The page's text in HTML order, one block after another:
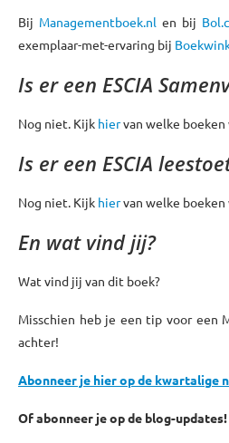
Bij Managementboek.nl en bij
exemplaar-met-ervaring bij
Is er een ESCIA
Nog niet. Kijk hiervan welke
Is er een ESCIA
Nog niet. Kijk hiervan welke
En wat vind jij?
Wat vind jij van dit boek?
Misschien heb je een tip voor een
achter!
Abonneer je hier op de kwartalige
Of abonneer je op de blog-updates!